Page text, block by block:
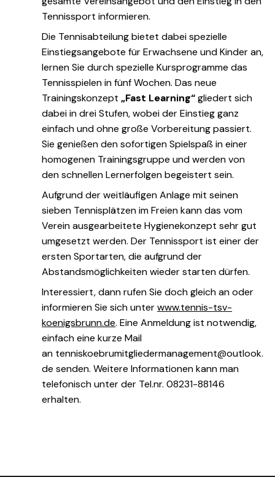
Tennissport informieren.
Die Tennisabteilung bietet dabei spezielle
Einstiegsangebote für Erwachsene und Kinder an,
lernen Sie durch spezielle Kursprogramme das
Tennisspielen in fünf Wochen. Das neue
Trainingskonzept„Fast Learning“gliedert sich
dabei in drei Stufen, wobei der Einstieg ganz
einfach und ohne große Vorbereitung passiert.
Sie genießen den sofortigen Spielspaß in einer
homogenen Trainingsgruppe und werden von
den schnellen Lernerfolgen begeistert sein.
Aufgrund der weitläufigen Anlage mit seinen
sieben Tennisplätzen im Freien kann das vom
Verein ausgearbeitete Hygienekonzept sehr gut
umgesetzt werden. Der Tennissport ist einer der
ersten Sportarten, die aufgrund der
Abstandsmöglichkeiten wieder starten dürfen.
Interessiert, dann rufen Sie doch gleich an oder
informieren Sie sich unterwww.tennis-tsv-
koenigsbrunn.de. Eine Anmeldung ist notwendig,
einfach eine kurze Mail
an tenniskoebrumitgliedermanagement@outlook.
de senden. Weitere Informationen kann man
telefonisch unter der Tel.nr. 08231-88146
erhalten.